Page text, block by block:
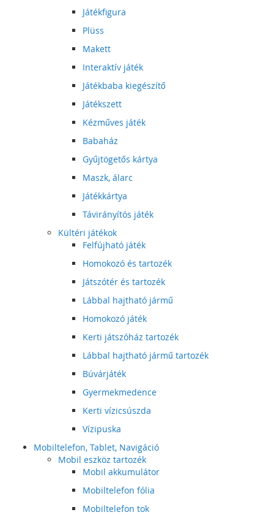
Játékfigura
Plüss
Makett
Interaktív játék
Játékbaba kiegészítő
Játékszett
Kézműves játék
Babaház
Gyűjtögetős kártya
Maszk, álarc
Játékkártya
Távirányítós játék
Kültéri játékok
Felfújható játék
Homokozó és tartozék
Játszótér és tartozék
Lábbal hajtható jármű
Homokozó játék
Kerti játszóház tartozék
Lábbal hajtható jármű tartozék
Búvárjáték
Gyermekmedence
Kerti vízicsúszda
Vízipuska
Mobiltelefon, Tablet, Navigáció
Mobil eszköz tartozék
Mobil akkumulátor
Mobiltelefon fólia
Mobiltelefon tok